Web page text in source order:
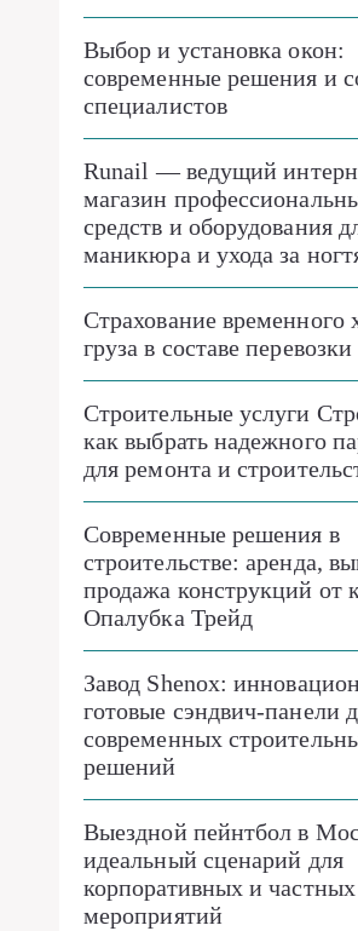
Выбор и установка окон:
современные решения и
специалистов
Runail — ведущий
магазин
средств и оборудования
маникюра и ухода за
Страхование временного
груза в составе перевозки
Строительные услуги
как выбрать надежного
для ремонта и
Современные решения в
строительстве: аренда,
продажа конструкций от
Опалубка Трейд
Завод Shenox:
готовые сэндвич-панели
современных
решений
Выездной пейнтбол в
идеальный сценарий для
корпоративных и частных
мероприятий